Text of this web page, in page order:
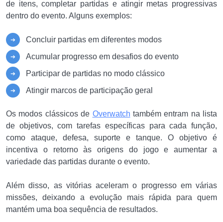
de itens, completar partidas e atingir metas progressivas
dentro do evento. Alguns exemplos:
Concluir partidas em diferentes modos
Acumular progresso em desafios do evento
Participar de partidas no modo clássico
Atingir marcos de participação geral
Os modos clássicos de Overwatch também entram na lista
de objetivos, com tarefas específicas para cada função,
como ataque, defesa, suporte e tanque. O objetivo é
incentiva o retorno às origens do jogo e aumentar a
variedade das partidas durante o evento.
Além disso, as vitórias aceleram o progresso em várias
missões, deixando a evolução mais rápida para quem
mantém uma boa sequência de resultados.